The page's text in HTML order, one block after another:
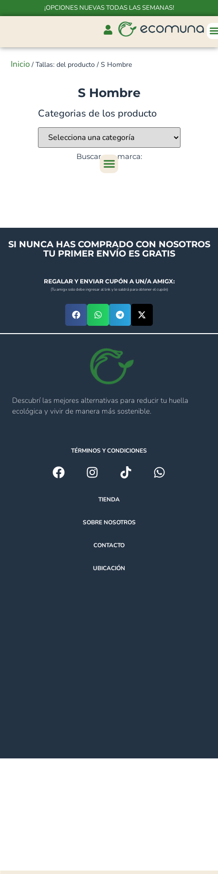
¡OPCIONES NUEVAS TODAS LAS SEMANAS!
Inicio / Tallas: del producto / S Hombre
S Hombre
Categorias de los producto
Buscar por marca:
SI NUNCA HAS COMPRADO CON NOSOTROS
TU PRIMER ENVÍO ES GRATIS
REGALAR Y ENVIAR CUPÓN A UN/A AMIGX:
(Tu amigx solo debe ingresar al link y le saldrá para obtener el cupón)
Descubrí las mejores alternativas para reducir tu huella
ecológica y vivir de manera más sostenible.
TÉRMINOS Y CONDICIONES
TIENDA
SOBRE NOSOTROS
CONTACTO
UBICACIÓN